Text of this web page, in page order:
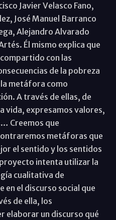
Javier Velasco Fano,
José Manuel Barranco
Alejandro Alvarado
Él mismo explica que
con las
de la pobreza
metáfora como
A través de ellas, de
vida, expresamos valores,
Creemos que
metáforas que
el sentido y los sentidos
intenta utilizar la
cualitativa de
en el discurso social que
de ella, los
elaborar un discurso qué